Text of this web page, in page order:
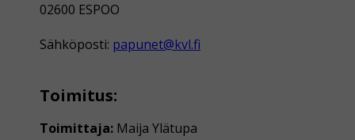
02600 ESPOO
Sähköposti: papunet@kvl.fi
Toimitus:
Toimittaja: Maija Ylätupa